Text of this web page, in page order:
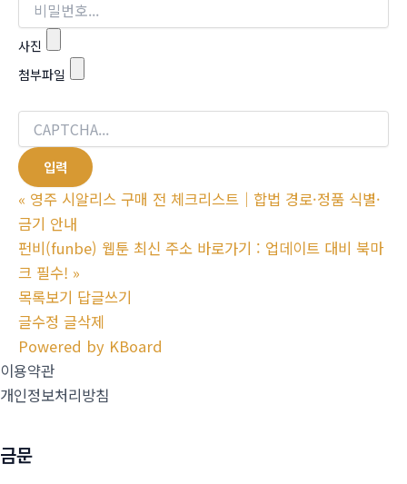
사진
첨부파일
« 영주 시알리스 구매 전 체크리스트｜합법 경로·정품 식별·
금기 안내
펀비(funbe) 웹툰 최신 주소 바로가기 : 업데이트 대비 북마
크 필수! »
목록보기 답글쓰기
글수정 글삭제
Powered by KBoard
이용약관
개인정보처리방침
금문